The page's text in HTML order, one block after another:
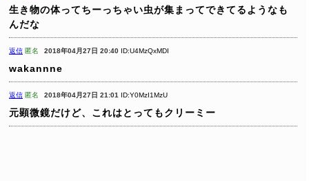
生き物の体ってちーっちゃい虫が集まってできてるようなも
んだな
返信 匿名 2018年04月27日 20:40 ID:U4MzQxMDI
wakannne
返信 匿名 2018年04月27日 21:01 ID:Y0MzI1MzU
元顕微鏡だけど、これはとってもクリーミー